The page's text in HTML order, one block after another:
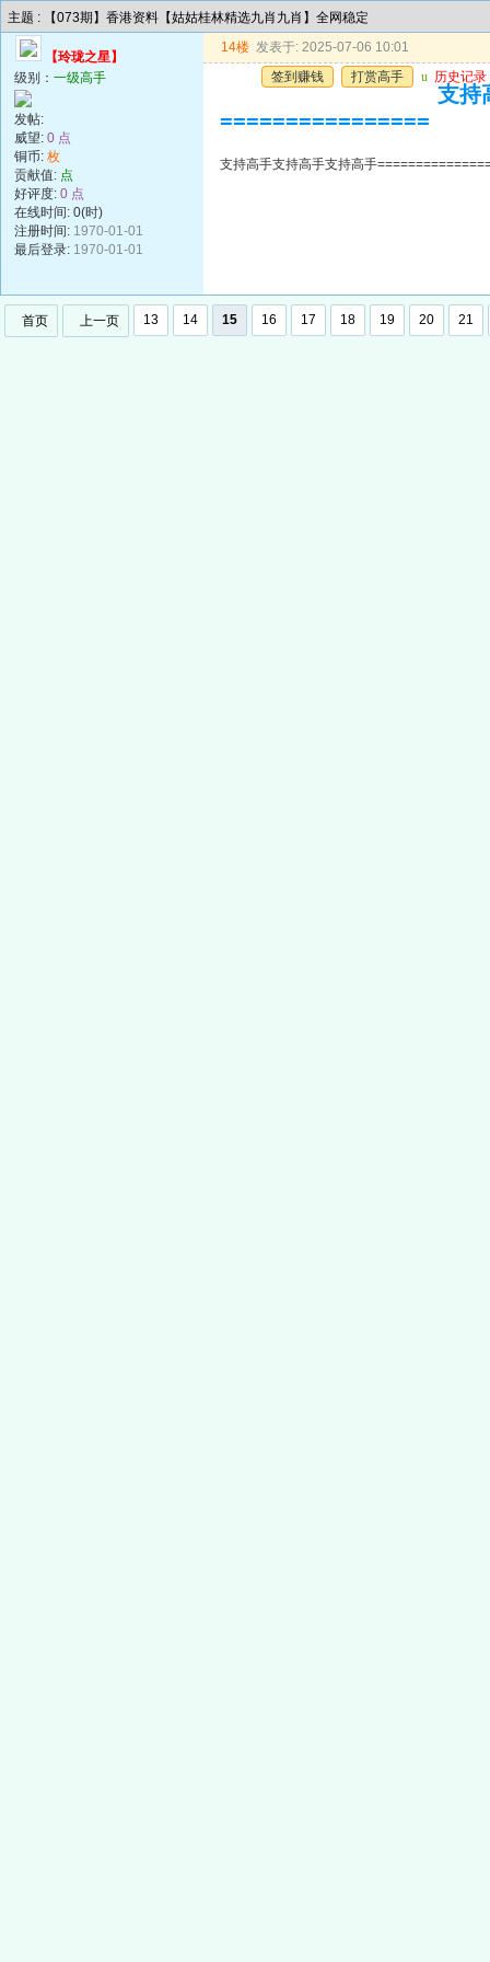
主题 : 【073期】香港资料【姑姑桂林精选九肖九肖】全网稳定
【玲珑之星】
级别： 一级高手
发帖:
威望: 0 点
铜币: 枚
贡献值: 点
好评度: 0 点
在线时间: 0(时)
注册时间: 1970-01-01
最后登录: 1970-01-01
14楼 发表于: 2025-07-06 10:01
签到赚钱
打赏高手 u 历史记录
支持
================
支持高手支持高手支持高手
首页 上一页 13 14 15 16 17 18 19 20 21